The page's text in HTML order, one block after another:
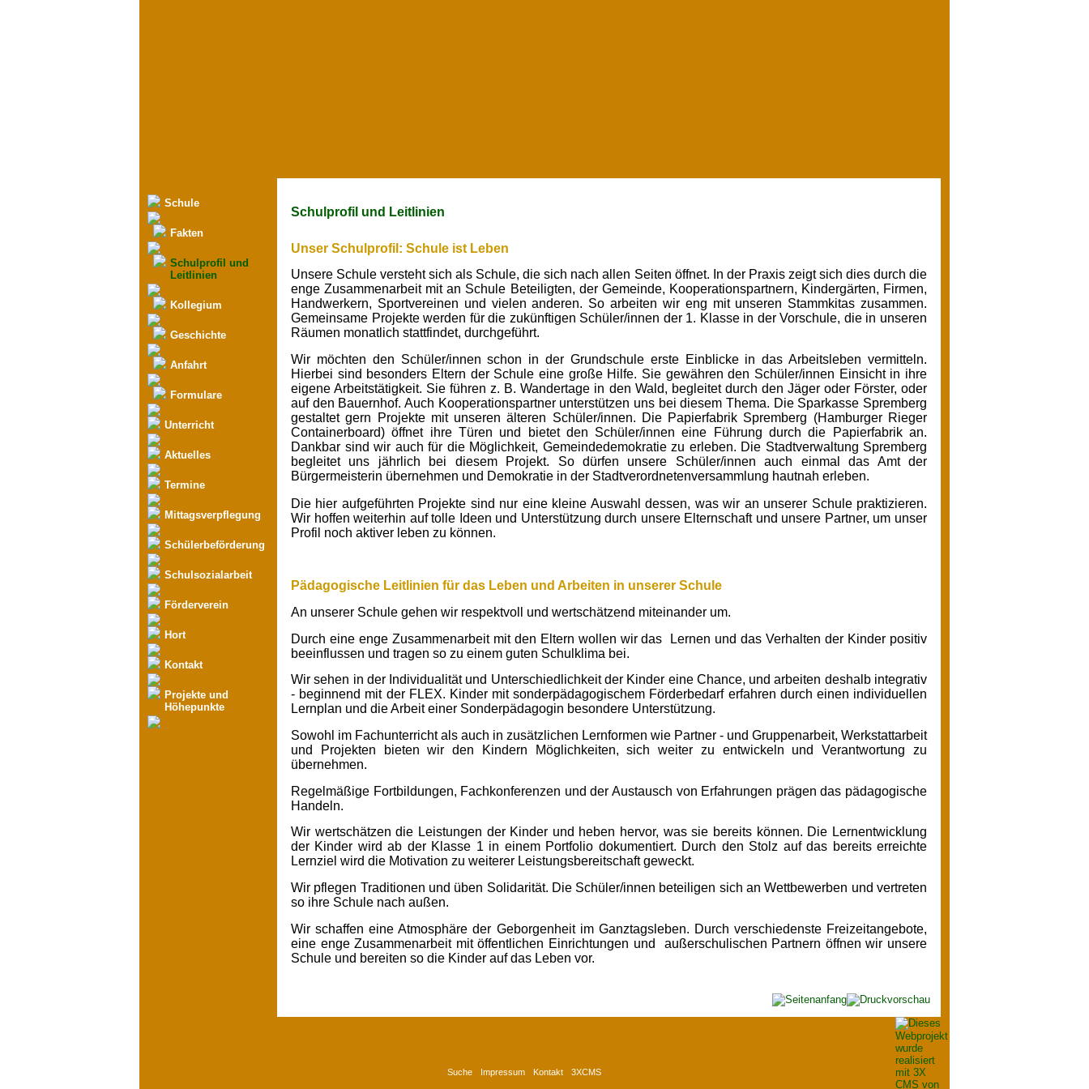
Schule
Fakten
Schulprofil und
Leitlinien
Kollegium
Geschichte
Anfahrt
Formulare
Unterricht
Aktuelles
Termine
Mittagsverpflegung
Schülerbeförderung
Schulsozialarbeit
Förderverein
Hort
Kontakt
Projekte und
Höhepunkte
Schulprofil und Leitlinien
Unser Schulprofil: Schule ist Leben
Unsere Schule versteht sich als Schule, die sich nach allen Seiten öffnet. In der Praxis zeigt sich dies durch die
enge Zusammenarbeit mit an Schule Beteiligten, der Gemeinde, Kooperationspartnern, Kindergärten, Firmen,
Handwerkern, Sportvereinen und vielen anderen. So arbeiten wir eng mit unseren Stammkitas zusammen.
Gemeinsame Projekte werden für die zukünftigen Schüler/innen der 1. Klasse in der Vorschule, die in unseren
Räumen monatlich stattfindet, durchgeführt.
Wir möchten den Schüler/innen schon in der Grundschule erste Einblicke in das Arbeitsleben vermitteln.
Hierbei sind besonders Eltern der Schule eine große Hilfe. Sie gewähren den Schüler/innen Einsicht in ihre
eigene Arbeitstätigkeit. Sie führen z. B. Wandertage in den Wald, begleitet durch den Jäger oder Förster, oder
auf den Bauernhof. Auch Kooperationspartner unterstützen uns bei diesem Thema. Die Sparkasse Spremberg
gestaltet gern Projekte mit unseren älteren Schüler/innen. Die Papierfabrik Spremberg (Hamburger Rieger
Containerboard) öffnet ihre Türen und bietet den Schüler/innen eine Führung durch die Papierfabrik an.
Dankbar sind wir auch für die Möglichkeit, Gemeindedemokratie zu erleben. Die Stadtverwaltung Spremberg
begleitet uns jährlich bei diesem Projekt. So dürfen unsere Schüler/innen auch einmal das Amt der
Bürgermeisterin übernehmen und Demokratie in der Stadtverordnetenversammlung hautnah erleben.
Die hier aufgeführten Projekte sind nur eine kleine Auswahl dessen, was wir an unserer Schule praktizieren.
Wir hoffen weiterhin auf tolle Ideen und Unterstützung durch unsere Elternschaft und unsere Partner, um unser
Profil noch aktiver leben zu können.
Pädagogische Leitlinien für das Leben und Arbeiten in unserer Schule
An unserer Schule gehen wir respektvoll und wertschätzend miteinander um.
Durch eine enge Zusammenarbeit mit den Eltern wollen wir das
Lernen und das Verhalten der Kinder positiv
beeinflussen und tragen so zu einem guten Schulklima bei.
Wir sehen in der Individualität und Unterschiedlichkeit der Kinder eine Chance, und arbeiten deshalb integrativ
- beginnend mit der FLEX. Kinder mit sonderpädagogischem Förderbedarf erfahren durch einen individuellen
Lernplan und die Arbeit einer Sonderpädagogin besondere Unterstützung.
Sowohl im Fachunterricht als auch in zusätzlichen Lernformen wie Partner - und Gruppenarbeit, Werkstattarbeit
und Projekten bieten wir den Kindern Möglichkeiten, sich weiter zu entwickeln und Verantwortung zu
übernehmen.
Regelmäßige Fortbildungen, Fachkonferenzen und der Austausch von Erfahrungen prägen das pädagogische
Handeln.
Wir wertschätzen die Leistungen der Kinder und heben hervor, was sie bereits können. Die Lernentwicklung
der Kinder wird ab der Klasse 1 in einem Portfolio dokumentiert. Durch den Stolz auf das bereits erreichte
Lernziel wird die Motivation zu weiterer Leistungsbereitschaft geweckt.
Wir pflegen Traditionen und üben Solidarität. Die Schüler/innen beteiligen sich an Wettbewerben und vertreten
so ihre Schule nach außen.
Wir schaffen eine Atmosphäre der Geborgenheit im Ganztagsleben. Durch verschiedenste Freizeitangebote,
eine enge Zusammenarbeit mit öffentlichen Einrichtungen und
außerschulischen Partnern öffnen wir unsere
Schule und bereiten so die Kinder auf das Leben vor.
Suche Impressum Kontakt 3XCMS